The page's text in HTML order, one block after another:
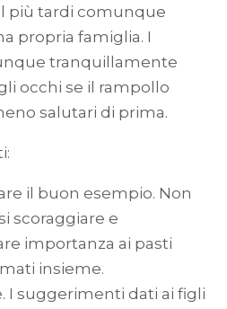
più tardi comunque
propria famiglia. I
tranquillamente
occhi se il rampollo
salutari di prima.
il buon esempio. Non
scoraggiare e
importanza ai pasti
insieme.
I suggerimenti dati ai figli